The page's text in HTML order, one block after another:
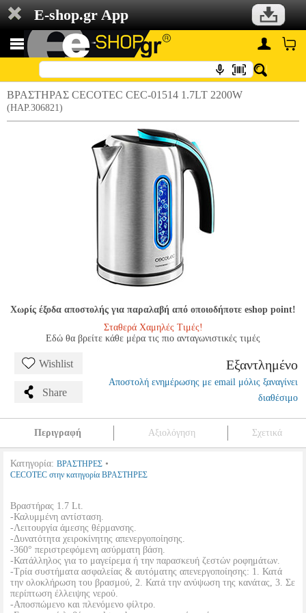
E-shop.gr App
ΒΡΑΣΤΗΡΑΣ CECOTEC CEC-01514 1.7LT 2200W
(HAP.306821)
Χωρίς έξοδα αποστολής για παραλαβή από οποιοδήποτε eshop point!
Σταθερά Χαμηλές Τιμές!
Εδώ θα βρείτε κάθε μέρα τις πιο ανταγωνιστικές τιμές
Wishlist
Share
Εξαντλημένο
Αποστολή ενημέρωσης με email μόλις ξαναγίνει
διαθέσιμο
Περιγραφή Αξιολόγηση Σχετικά
Κατηγορία: ΒΡΑΣΤΗΡΕΣ •
CECOTEC στην κατηγορία ΒΡΑΣΤΗΡΕΣ
Βραστήρας 1.7 Lt.
-Καλυμμένη αντίσταση.
-Λειτουργία άμεσης θέρμανσης.
-Δυνατότητα χειροκίνητης απενεργοποίησης.
-360° περιστρεφόμενη ασύρματη βάση.
-Κατάλληλος για το μαγείρεμα ή την παρασκευή ζεστών ροφημάτων.
-Τρία συστήματα ασφαλείας & αυτόματης απενεργοποίησης: 1. Κατά
την ολοκλήρωση του βρασμού, 2. Κατά την ανύψωση της κανάτας, 3. Σε
περίπτωση έλλειψης νερού.
-Αποσπώμενο και πλενόμενο φίλτρο.